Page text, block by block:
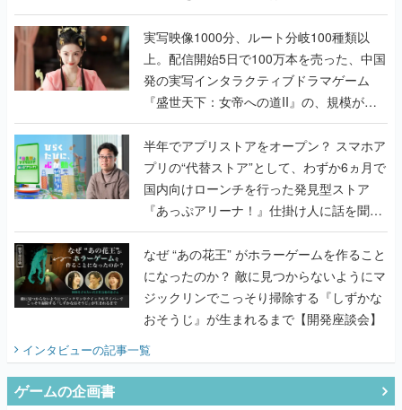
『TATSUJIN EXTREME』で初タッグを組
んだレジェンド2人に訊く開発秘話
実写映像1000分、ルート分岐100種類以
上。配信開始5日で100万本を売った、中国
発の実写インタラクティブドラマゲーム
『盛世天下：女帝への道II』の、規模が違
うこだわりをプロデューサーに聞いた
半年でアプリストアをオープン？ スマホア
プリの“代替ストア”として、わずか6ヵ月で
国内向けローンチを行った発見型ストア
『あっぷアリーナ！』仕掛け人に話を聞い
てみた
なぜ “あの花王” がホラーゲームを作ること
になったのか？ 敵に見つからないようにマ
ジックリンでこっそり掃除する『しずかな
おそうじ』が生まれるまで【開発座談会】
インタビューの記事一覧
ゲームの企画書